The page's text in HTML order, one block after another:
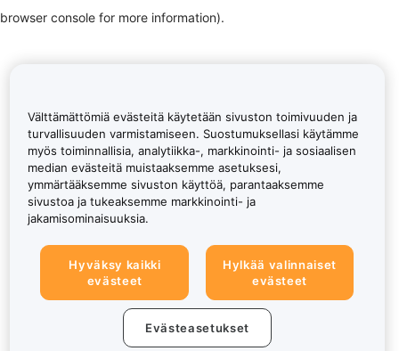
browser console for more information).
Välttämättömiä evästeitä käytetään sivuston toimivuuden ja
turvallisuuden varmistamiseen. Suostumuksellasi käytämme
myös toiminnallisia, analytiikka-, markkinointi- ja sosiaalisen
median evästeitä muistaaksemme asetuksesi,
ymmärtääksemme sivuston käyttöä, parantaaksemme
sivustoa ja tukeaksemme markkinointi- ja
jakamisominaisuuksia.
Hyväksy kaikki
evästeet
Hylkää valinnaiset
evästeet
Evästeasetukset